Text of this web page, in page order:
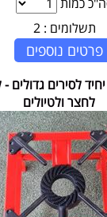
תשלומים : 2
פרטים נוספים
יחיד לסירים
לחצר ולטיולים